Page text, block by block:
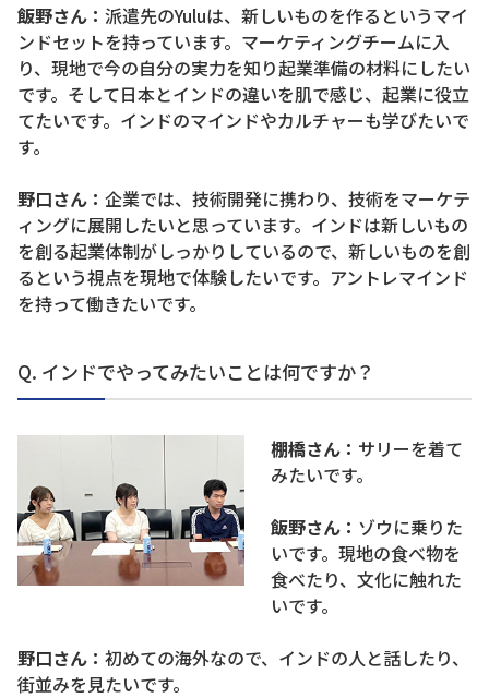
飯野さん： 派遣先のYuluは、新しいものを作るというマイ
ンドセットを持っています。マーケティングチームに入
り、現地で今の自分の実力を知り起業準備の材料にしたい
です。そして日本とインドの違いを肌で感じ、起業に役立
てたいです。インドのマインドやカルチャーも学びたいで
す。
野口さん： 企業では、技術開発に携わり、技術をマーケテ
ィングに展開したいと思っています。インドは新しいもの
を創る起業体制がしっかりしているので、新しいものを創
るという視点を現地で体験したいです。アントレマインド
を持って働きたいです。
Q. インドでやってみたいことは何ですか？
棚橋さん： サリーを着て
みたいです。
飯野さん： ゾウに乗りた
いです。現地の食べ物を
食べたり、文化に触れた
いです。
野口さん： 初めての海外なので、インドの人と話したり、
街並みを見たいです。